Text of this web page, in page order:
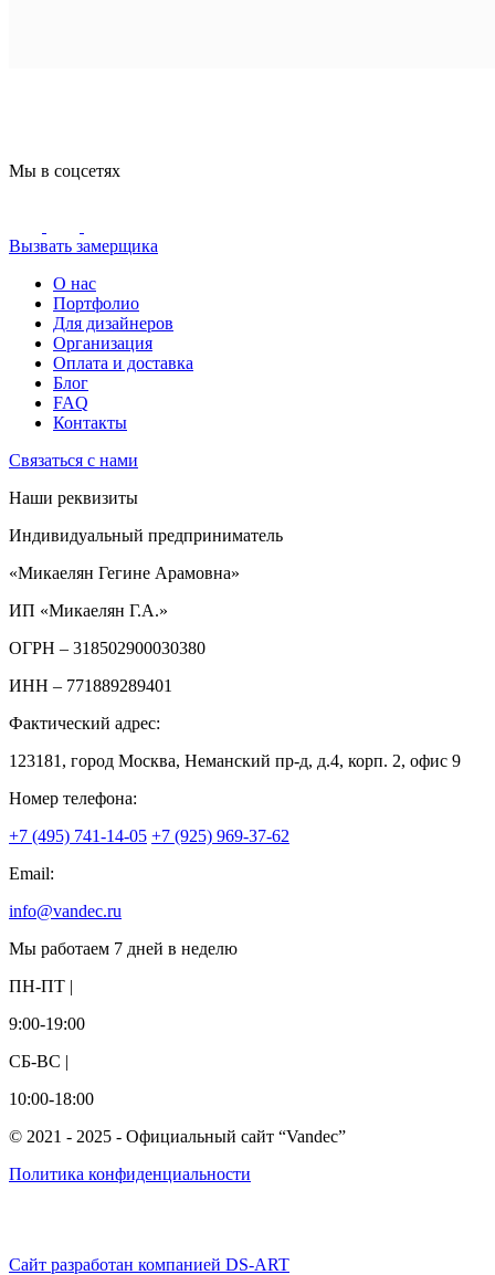
Мы в соцсетях
Вызвать замерщика
О нас
Портфолио
Для дизайнеров
Организация
Оплата и доставка
Блог
FAQ
Контакты
Связаться с нами
Наши реквизиты
Индивидуальный предприниматель
«Микаелян Гегине Арамовна»
ИП «Микаелян Г.А.»
ОГРН – 318502900030380
ИНН – 771889289401
Фактический адрес:
123181, город Москва, Неманский пр-д, д.4, корп. 2, офис 9
Номер телефона:
+7 (495) 741-14-05 +7 (925) 969-37-62
Email:
info@vandec.ru
Мы работаем 7 дней в неделю
ПН-ПТ |
9:00-19:00
СБ-ВС |
10:00-18:00
© 2021 - 2025 - Официальный сайт “Vandec”
Политика конфиденциальности
Сайт разработан компанией DS-ART